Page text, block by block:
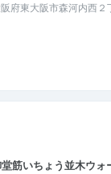
府東大阪市森河内西２
筋いちょう並木ウォ